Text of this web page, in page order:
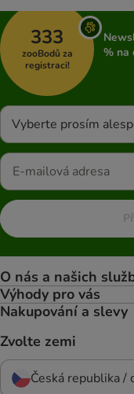
333
zooBodů za
registraci!
% na
Vyberte prosím
O nás a našich
Výhody pro vás
Nakupování a slevy
Zvolte zemi
Česká republika /